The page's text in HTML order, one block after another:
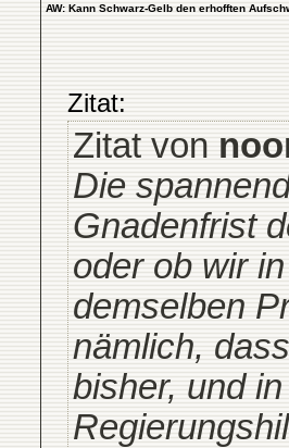
AW: Kann Schwarz-Gelb den erhofften
Zitat:
Zitat von
Die
Gnadenfrist
oder ob wir
demselben
nämlich,
bisher, und